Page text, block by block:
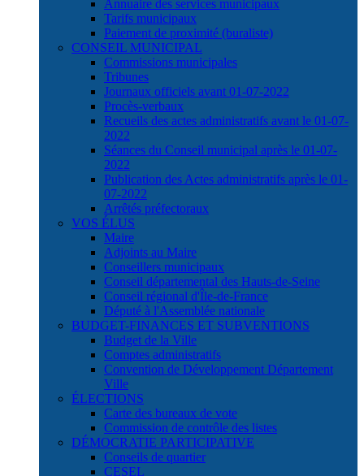
Annuaire des services municipaux
Tarifs municipaux
Paiement de proximité (buraliste)
CONSEIL MUNICIPAL
Commissions municipales
Tribunes
Journaux officiels avant 01-07-2022
Procès-verbaux
Recueils des actes administratifs avant le 01-07-
2022
Séances du Conseil municipal après le 01-07-
2022
Publication des Actes administratifs après le 01-
07-2022
Arrêtés préfectoraux
VOS ÉLUS
Maire
Adjoints au Maire
Conseillers municipaux
Conseil départemental des Hauts-de-Seine
Conseil régional d'Île-de-France
Député à l'Assemblée nationale
BUDGET-FINANCES ET SUBVENTIONS
Budget de la Ville
Comptes administratifs
Convention de Développement Département
Ville
ÉLECTIONS
Carte des bureaux de vote
Commission de contrôle des listes
DÉMOCRATIE PARTICIPATIVE
Conseils de quartier
CESEL